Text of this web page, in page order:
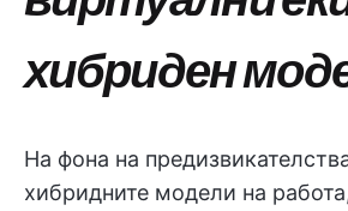
хибриден
На фона на
хибридните модели на